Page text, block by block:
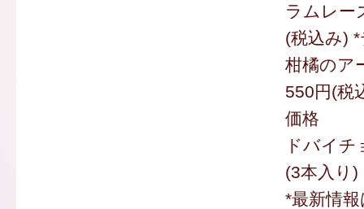
ラムレー
(税込み)
柑橘のア
550円(税
価格
ドバイ
(3本入り)
*最新情